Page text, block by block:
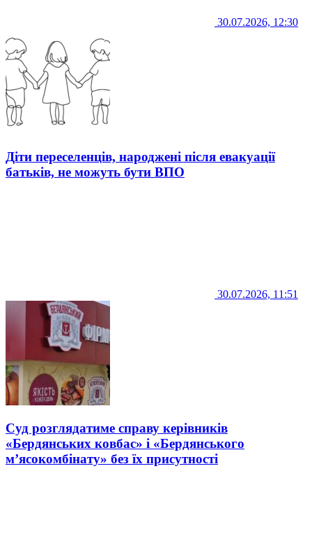
30.07.2026, 12:30
Діти переселенців, народжені після евакуації
батьків, не можуть бути ВПО
30.07.2026, 11:51
Суд розглядатиме справу керівників
«Бердянських ковбас» і «Бердянського
м’ясокомбінату» без їх присутності